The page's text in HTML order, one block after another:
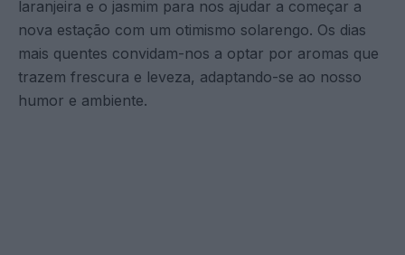
laranjeira e o jasmim para nos ajudar a começar a
nova estação com um otimismo solarengo. Os dias
mais quentes convidam-nos a optar por aromas que
trazem frescura e leveza, adaptando-se ao nosso
humor e ambiente.